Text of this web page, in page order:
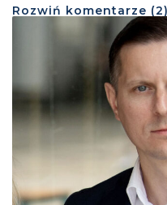
Rozwiń komentarze (2)